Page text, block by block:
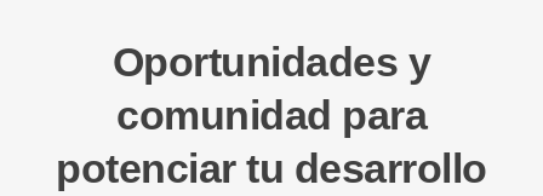
Oportunidades y
comunidad para
potenciar tu desarrollo